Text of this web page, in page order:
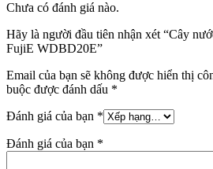
Chưa có đánh giá nào.
Hãy là người đầu tiên nhận xét “Cây
FujiE WDBD20E”
Email của bạn sẽ không được hiển thị
buộc được đánh dấu *
Đánh giá của bạn *
Đánh giá của bạn *